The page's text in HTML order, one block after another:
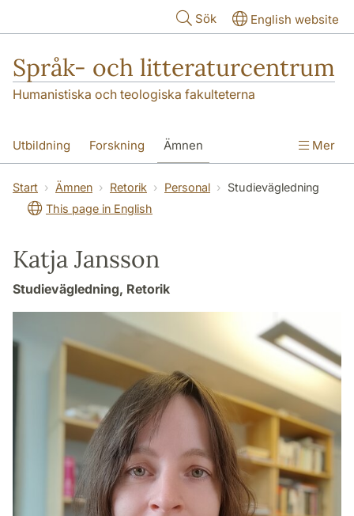
Sök English website
Språk- och litteraturcentrum
Humanistiska och teologiska fakulteterna
Utbildning Forskning Ämnen
SOL-husen Kontakt Institutionen
översättning till svenska
Mer
Start Ämnen Retorik Personal
Studievägledning
This page in English
Katja Jansson
Studievägledning, Retorik